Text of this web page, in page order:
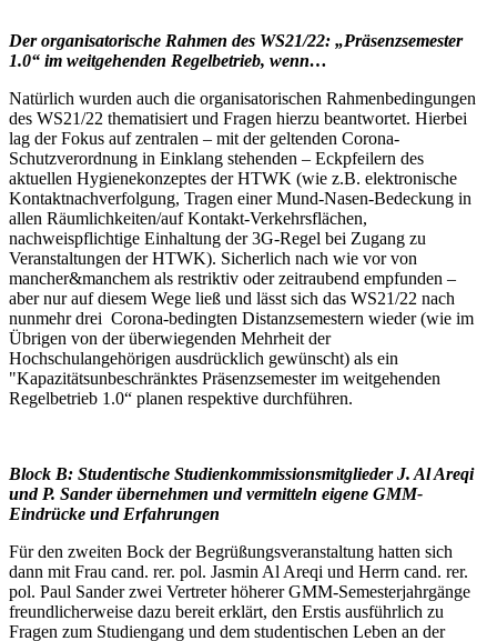
Der organisatorische Rahmen des WS21/22: „Präsenzsemester
1.0“ im weitgehenden Regelbetrieb, wenn…
Natürlich wurden auch die organisatorischen Rahmenbedingungen
des WS21/22 thematisiert und Fragen hierzu beantwortet. Hierbei
lag der Fokus auf zentralen – mit der geltenden Corona-
Schutzverordnung in Einklang stehenden – Eckpfeilern des
aktuellen Hygienekonzeptes der HTWK (wie z.B. elektronische
Kontaktnachverfolgung, Tragen einer Mund-Nasen-Bedeckung in
allen Räumlichkeiten/auf Kontakt-Verkehrsflächen,
nachweispflichtige Einhaltung der 3G-Regel bei Zugang zu
Veranstaltungen der HTWK). Sicherlich nach wie vor von
mancher&manchem als restriktiv oder zeitraubend empfunden –
aber nur auf diesem Wege ließ und lässt sich das WS21/22 nach
nunmehr drei Corona-bedingten Distanzsemestern wieder (wie im
Übrigen von der überwiegenden Mehrheit der
Hochschulangehörigen ausdrücklich gewünscht) als ein
"Kapazitätsunbeschränktes Präsenzsemester im weitgehenden
Regelbetrieb 1.0“ planen respektive durchführen.
Block B: Studentische Studienkommissionsmitglieder J. Al Areqi
und P. Sander übernehmen und vermitteln eigene GMM-
Eindrücke und Erfahrungen
Für den zweiten Bock der Begrüßungsveranstaltung hatten sich
dann mit Frau cand. rer. pol. Jasmin Al Areqi und Herrn cand. rer.
pol. Paul Sander zwei Vertreter höherer GMM-Semesterjahrgänge
freundlicherweise dazu bereit erklärt, den Erstis ausführlich zu
Fragen zum Studiengang und dem studentischen Leben an der